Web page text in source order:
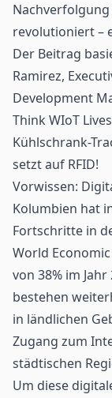
revolutioniert –
Der Beitrag
Ramirez,
Development
Think WIoT
Kühlschrank-
setzt auf RFID!
Vorwissen:
Kolumbien hat
Fortschritte in
World
von 38% im
bestehen
in ländlichen
Zugang zum
städtischen
Um diese